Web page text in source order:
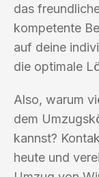
das
kompetente
auf deine
die optimale
Also, warum
dem
kannst?
heute und